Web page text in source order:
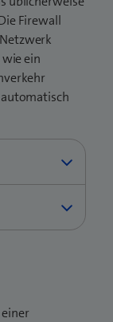
Firewall
ein
sind
oder